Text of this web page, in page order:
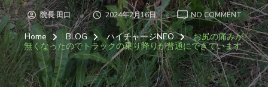
院長 田口 2024年2月16日 NO COMMENTON
お
尻
の
痛
み
が
無
く
な
Home BLOG ハイチャージNEO
お尻の痛みが
無くなったのでトラックの乗り降りが普通にできています